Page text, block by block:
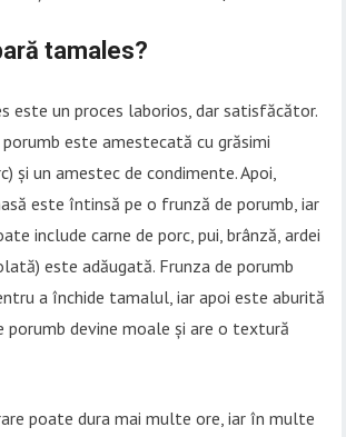
tamales?
este un proces laborios, dar satisfăcător.
este amestecată cu grăsimi
și un amestec de condimente. Apoi,
este întinsă pe o frunză de porumb, iar
include carne de porc, pui, brânză, ardei
este adăugată. Frunza de porumb
a închide tamalul, iar apoi este aburită
porumb devine moale și are o textură
poate dura mai multe ore, iar în multe